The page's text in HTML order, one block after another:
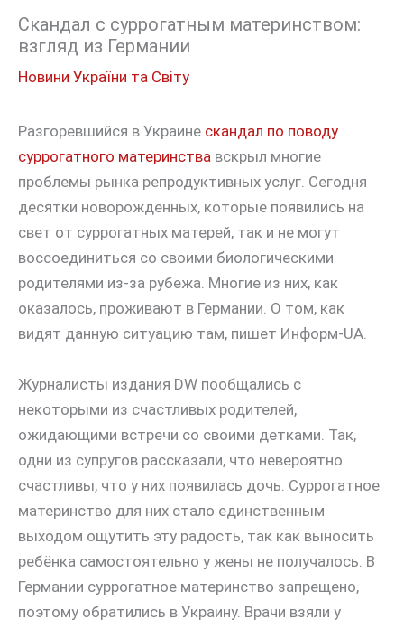
Скандал с суррогатным материнством:
взгляд из Германии
Новини України та Світу
Разгоревшийся в Украине скандал по поводу
суррогатного материнства вскрыл многие
проблемы рынка репродуктивных услуг. Сегодня
десятки новорожденных, которые появились на
свет от суррогатных матерей, так и не могут
воссоединиться со своими биологическими
родителями из-за рубежа. Многие из них, как
оказалось, проживают в Германии. О том, как
видят данную ситуацию там, пишет Информ-UA.
Журналисты издания DW пообщались с
некоторыми из счастливых родителей,
ожидающими встречи со своими детками. Так,
одни из супругов рассказали, что невероятно
счастливы, что у них появилась дочь. Суррогатное
материнство для них стало единственным
выходом ощутить эту радость, так как выносить
ребёнка самостоятельно у жены не получалось. В
Германии суррогатное материнство запрещено,
поэтому обратились в Украину. Врачи взяли у